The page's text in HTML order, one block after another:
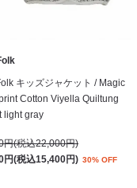
キッズジャケット / Magic
Cotton Viyella Quiltung
light gray
円(税込22,000円)
円(税込15,400円) 30% OFF